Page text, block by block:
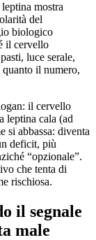
mostra
del
biologico
il cervello
luce serale,
il numero,
il cervello
leptina cala (ad
si abbassa: diventa
deficit, più
“opzionale”.
che tenta di
rischiosa.
il segnale
male